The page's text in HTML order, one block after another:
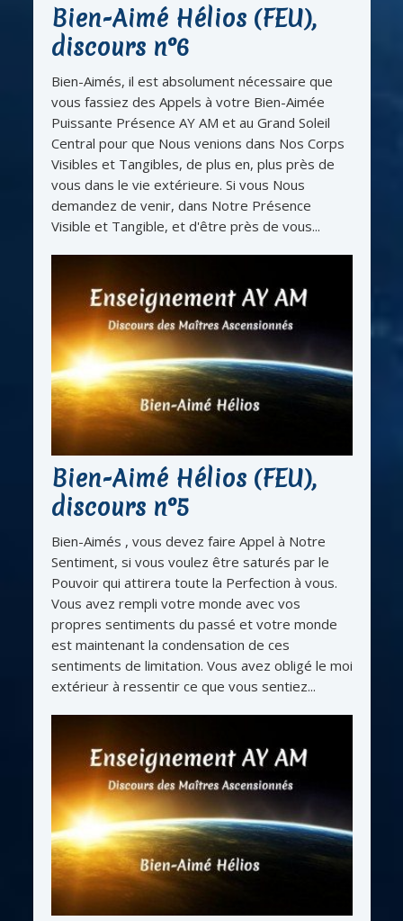
Bien-Aimé Hélios (FEU),
discours n°6
Bien-Aimés, il est absolument nécessaire que
vous fassiez des Appels à votre Bien-Aimée
Puissante Présence AY AM et au Grand Soleil
Central pour que Nous venions dans Nos Corps
Visibles et Tangibles, de plus en, plus près de
vous dans le vie extérieure. Si vous Nous
demandez de venir, dans Notre Présence
Visible et Tangible, et d'être près de vous...
Bien-Aimé Hélios (FEU),
discours n°5
Bien-Aimés , vous devez faire Appel à Notre
Sentiment, si vous voulez être saturés par le
Pouvoir qui attirera toute la Perfection à vous.
Vous avez rempli votre monde avec vos
propres sentiments du passé et votre monde
est maintenant la condensation de ces
sentiments de limitation. Vous avez obligé le moi
extérieur à ressentir ce que vous sentiez...